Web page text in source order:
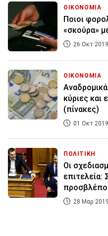
ΟΙΚΟΝΟΜΙΑ
Ποιοι
«σκούρα»
26 Οκτ
ΟΙΚΟΝΟΜΙΑ
κύριες και
(πίνακες)
01 Οκτ
ΠΟΛΙΤΙΚΗ
Οι
28 Μαρ